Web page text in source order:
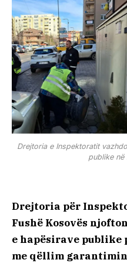
Drejtoria e Inspektoratit
publike në
Drejtoria për
Fushë Kosovës
e hapësirave publike
me qëllim